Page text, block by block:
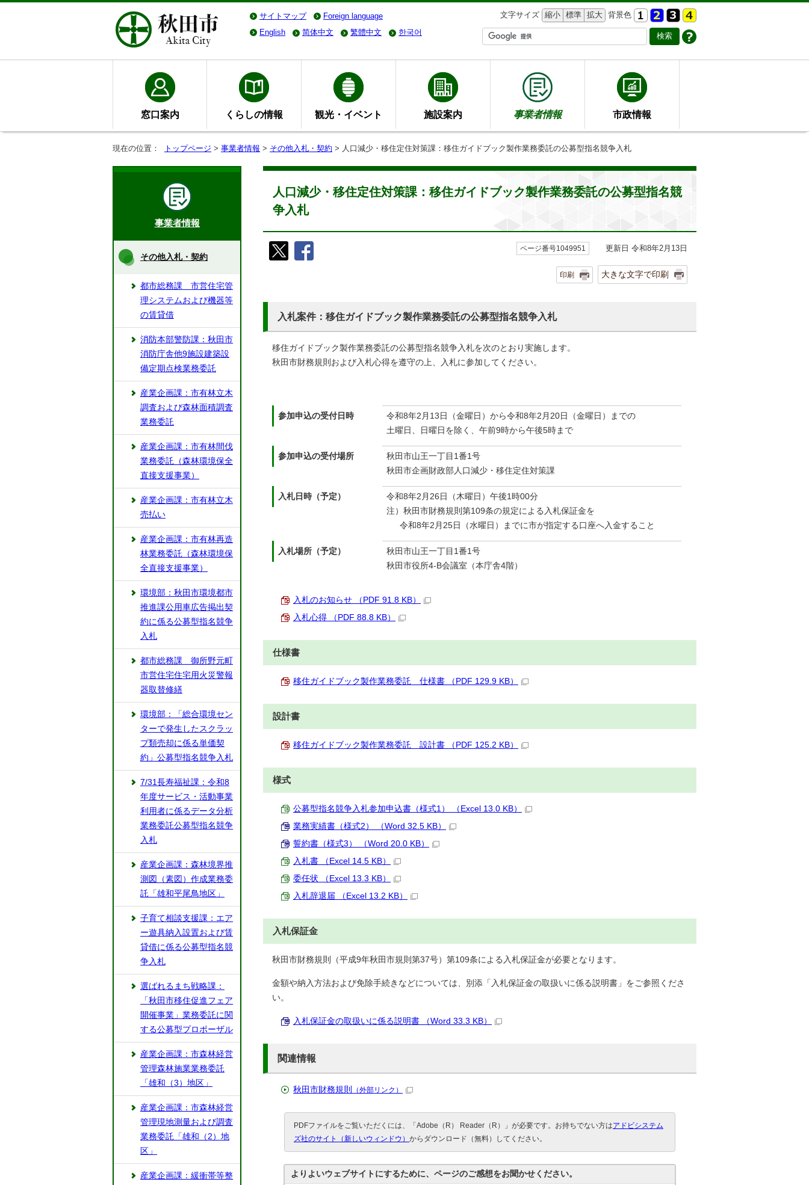
サイトマップ Foreign language 文字サイズ 縮小 標準 拡大 背景色
English
简体中文 繁體中文 한국어
窓口案内 くらしの情報 観光・イベント 施設案内 事業者情報 市政情報
現在の位置： トップページ > 事業者情報 > その他入札・契約 > 人口減少・移住定住対策課：移住ガイドブック製作業務委託の公募型指名競争入札
人口減少・移住定住対策課：移住ガイドブック製作業務委託の公募型指名競
争入札
ページ番号1049951 更新日 令和8年2月13日
印刷 大きな文字で印刷
入札案件：移住ガイドブック製作業務委託の公募型指名競争入札
移住ガイドブック製作業務委託の公募型指名競争入札を次のとおり実施します。
秋田市財務規則および入札心得を遵守の上、入札に参加してください。
参加申込の受付日時
令和8年2月13日（金曜日）から令和8年2月20日（金曜日）までの
土曜日、日曜日を除く、午前9時から午後5時まで
参加申込の受付場所
秋田市山王一丁目1番1号
秋田市企画財政部人口減少・移住定住対策課
入札日時（予定）
令和8年2月26日（木曜日）午後1時00分
注）秋田市財務規則第109条の規定による入札保証金を
令和8年2月25日（水曜日）までに市が指定する口座へ入金すること
入札場所（予定）
秋田市山王一丁目1番1号
秋田市役所4-B会議室（本庁舎4階）
入札のお知らせ （PDF 91.8 KB）
入札心得 （PDF 88.8 KB）
仕様書
移住ガイドブック製作業務委託 仕様書 （PDF 129.9 KB）
設計書
移住ガイドブック製作業務委託 設計書 （PDF 125.2 KB）
様式
公募型指名競争入札参加申込書（様式1） （Excel 13.0 KB）
業務実績書（様式2） （Word 32.5 KB）
誓約書（様式3） （Word 20.0 KB）
入札書 （Excel 14.5 KB）
委任状 （Excel 13.3 KB）
入札辞退届 （Excel 13.2 KB）
入札保証金
秋田市財務規則（平成9年秋田市規則第37号）第109条による入札保証金が必要となります。
金額や納入方法および免除手続きなどについては、別添「入札保証金の取扱いに係る説明書」をご参照くださ
い。
入札保証金の取扱いに係る説明書 （Word 33.3 KB）
関連情報
秋田市財務規則 （外部リンク）
PDFファイルをご覧いただくには、「Adobe（R） Reader（R）」が必要です。お持ちでない方はアドビシステム
ズ社のサイト（新しいウィンドウ） からダウンロード（無料）してください。
よりよいウェブサイトにするために、ページのご感想をお聞かせください。
事業者情報
その他入札・契約
都市総務課 市営住宅管
理システムおよび機器等
の賃貸借
消防本部警防課：秋田市
消防庁舎他9施設建築設
備定期点検業務委託
産業企画課：市有林立木
調査および森林面積調査
業務委託
産業企画課：市有林間伐
業務委託（森林環境保全
直接支援事業）
産業企画課：市有林立木
売払い
産業企画課：市有林再造
林業務委託（森林環境保
全直接支援事業）
環境部：秋田市環境都市
推進課公用車広告掲出契
約に係る公募型指名競争
入札
都市総務課 御所野元町
市営住宅住宅用火災警報
器取替修繕
環境部：「総合環境セン
ターで発生したスクラッ
プ類売却に係る単価契
約」公募型指名競争入札
7/31長寿福祉課：令和8
年度サービス・活動事業
利用者に係るデータ分析
業務委託公募型指名競争
入札
産業企画課：森林境界推
測図（素図）作成業務委
託「雄和平尾鳥地区」
子育て相談支援課：エア
ー遊具納入設置および賃
貸借に係る公募型指名競
争入札
選ばれるまち戦略課：
「秋田市移住促進フェア
開催事業」業務委託に関
する公募型プロポーザル
産業企画課：市森林経営
管理森林施業業務委託
「雄和（3）地区」
産業企画課：市森林経営
管理現地測量および調査
業務委託「雄和（2）地
区」
産業企画課：緩衝帯等整